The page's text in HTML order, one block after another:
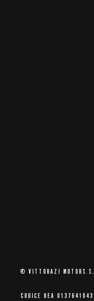
© VITTORAZI MOTORS
CODICE REA